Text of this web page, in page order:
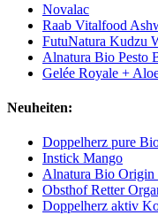
Novalac
Raab Vitalfood
FutuNatura Kudzu
Alnatura Bio Pesto
Gelée Royale +
Neuheiten:
Doppelherz pure
Instick Mango
Alnatura Bio Origin
Obsthof Retter
Doppelherz aktiv